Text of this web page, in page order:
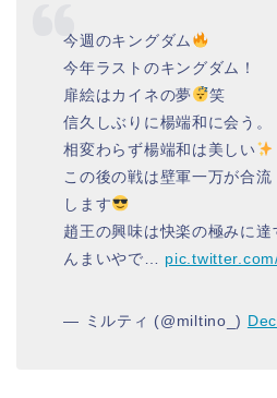
今週のキングダム
今年ラストのキングダム！
扉絵はカイネの夢
笑
信久しぶりに楊端和に会う。
相変わらず楊端和は美しい
この後の戦は壁軍一万が合
します
趙王の興味は快楽の極みに
んまいやで…
— ミルティ (@miltino_)